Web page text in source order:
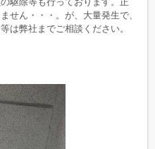
せん・・・。が、大量発生で、
は弊社までご相談ください。